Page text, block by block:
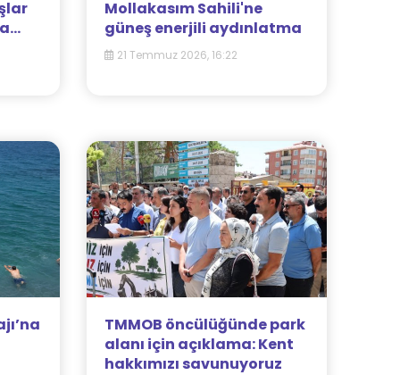
Mollakasım Sahili'ne
güneş enerjili aydınlatma
21 Temmuz 2026, 16:22
TMMOB öncülüğünde park
alanı için açıklama: Kent
hakkımızı savunuyoruz